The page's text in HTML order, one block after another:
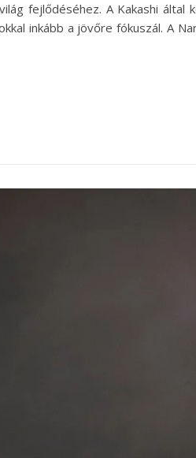
fejlődéséhez. A Kakashi által
inkább a jövőre fókuszál. A